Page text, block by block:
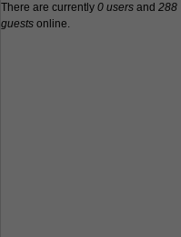
There are currently 0 users and 288
guests online.